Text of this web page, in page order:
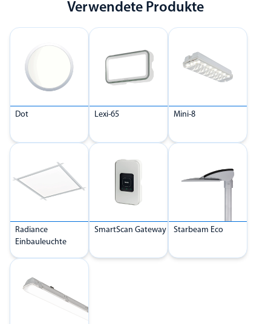
Verwendete Produkte
Dot Lexi-65 Mini-8
Radiance
Einbauleuchte
SmartScan Gateway Starbeam Eco